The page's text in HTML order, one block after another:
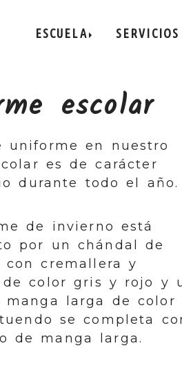
ESCUELA SERVICIOS
escolar
uniforme en nuestro
es de carácter
durante todo el año.
de invierno está
por un chándal de
con cremallera y
de color gris y rojo y
manga larga de color
se completa
de manga larga.